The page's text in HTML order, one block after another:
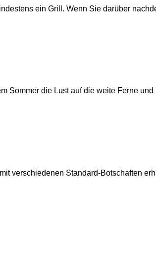
ein Grill. Wenn Sie darüber
Sommer die Lust auf die weite Ferne
verschiedenen Standard-Botschaften